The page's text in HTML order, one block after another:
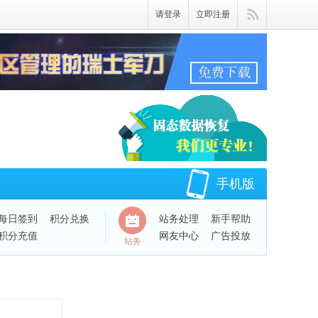
请登录 立即注册
手机版
日签到
积分兑换
分充值
绑定账号
站务
站务处理
新手帮助
网友中心
广告投放